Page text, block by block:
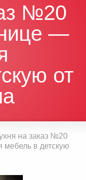
№20
—
от
на заказ №20
мебель в детскую